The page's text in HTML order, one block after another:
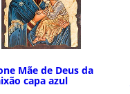
Mãe de Deus da
capa azul